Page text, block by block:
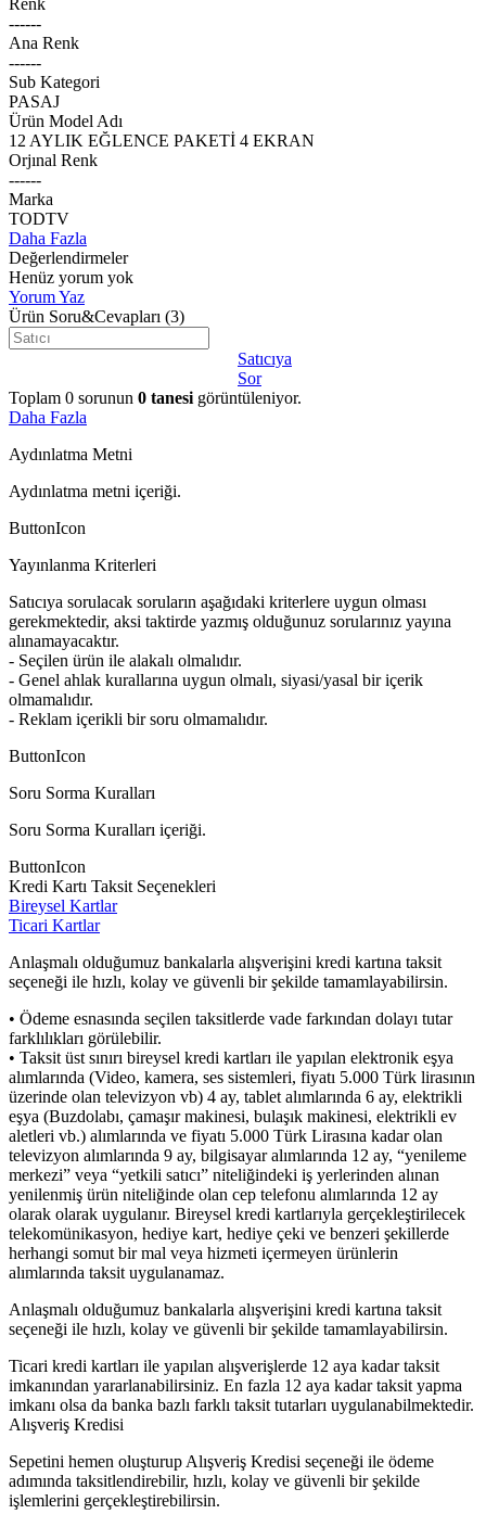
Renk
------
Ana Renk
------
Sub Kategori
PASAJ
Ürün Model Adı
12 AYLIK EĞLENCE PAKETİ 4 EKRAN
Orjınal Renk
------
Marka
TODTV
Daha Fazla
Değerlendirmeler
Henüz yorum yok
Yorum Yaz
Ürün Soru&Cevapları (3)
Satıcıya
Sor
Toplam 0 sorunun 0 tanesi görüntüleniyor.
Daha Fazla
Aydınlatma Metni
Aydınlatma metni içeriği.
ButtonIcon
Yayınlanma Kriterleri
Satıcıya sorulacak soruların aşağıdaki kriterlere uygun olması
gerekmektedir, aksi taktirde yazmış olduğunuz sorularınız yayına
alınamayacaktır.
- Seçilen ürün ile alakalı olmalıdır.
- Genel ahlak kurallarına uygun olmalı, siyasi/yasal bir içerik
olmamalıdır.
- Reklam içerikli bir soru olmamalıdır.
ButtonIcon
Soru Sorma Kuralları
Soru Sorma Kuralları içeriği.
ButtonIcon
Kredi Kartı Taksit Seçenekleri
Bireysel Kartlar
Ticari Kartlar
Anlaşmalı olduğumuz bankalarla alışverişini kredi kartına taksit
seçeneği ile hızlı, kolay ve güvenli bir şekilde tamamlayabilirsin.
• Ödeme esnasında seçilen taksitlerde vade farkından dolayı tutar
farklılıkları görülebilir.
• Taksit üst sınırı bireysel kredi kartları ile yapılan elektronik eşya
alımlarında (Video, kamera, ses sistemleri, fiyatı 5.000 Türk lirasının
üzerinde olan televizyon vb) 4 ay, tablet alımlarında 6 ay, elektrikli
eşya (Buzdolabı, çamaşır makinesi, bulaşık makinesi, elektrikli ev
aletleri vb.) alımlarında ve fiyatı 5.000 Türk Lirasına kadar olan
televizyon alımlarında 9 ay, bilgisayar alımlarında 12 ay, “yenileme
merkezi” veya “yetkili satıcı” niteliğindeki iş yerlerinden alınan
yenilenmiş ürün niteliğinde olan cep telefonu alımlarında 12 ay
olarak olarak uygulanır. Bireysel kredi kartlarıyla gerçekleştirilecek
telekomünikasyon, hediye kart, hediye çeki ve benzeri şekillerde
herhangi somut bir mal veya hizmeti içermeyen ürünlerin
alımlarında taksit uygulanamaz.
Anlaşmalı olduğumuz bankalarla alışverişini kredi kartına taksit
seçeneği ile hızlı, kolay ve güvenli bir şekilde tamamlayabilirsin.
Ticari kredi kartları ile yapılan alışverişlerde 12 aya kadar taksit
imkanından yararlanabilirsiniz. En fazla 12 aya kadar taksit yapma
imkanı olsa da banka bazlı farklı taksit tutarları uygulanabilmektedir.
Alışveriş Kredisi
Sepetini hemen oluşturup Alışveriş Kredisi seçeneği ile ödeme
adımında taksitlendirebilir, hızlı, kolay ve güvenli bir şekilde
işlemlerini gerçekleştirebilirsin.